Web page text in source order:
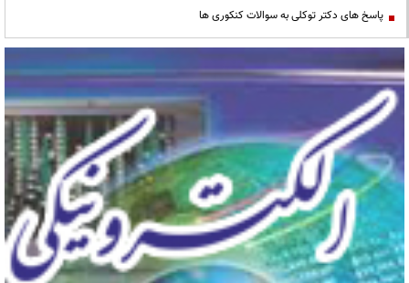
پاسخ های دکتر توکلی به سوالات کنکوری ها